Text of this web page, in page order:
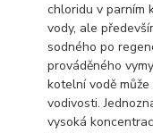
chloridu v parním
vody, ale
sodného po
prováděného
kotelní vodě
vodivosti.
vysoká